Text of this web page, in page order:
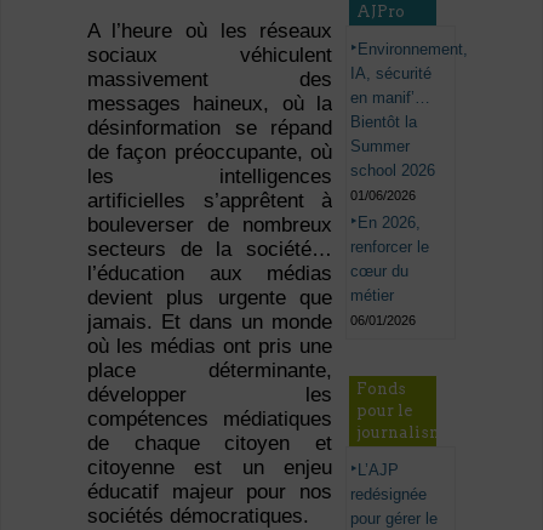
A l’heure où les réseaux
sociaux véhiculent
massivement des
messages haineux, où la
désinformation se répand
de façon préoccupante, où
les intelligences
artificielles s’apprêtent à
bouleverser de nombreux
secteurs de la société…
l’éducation aux médias
devient plus urgente que
jamais. Et dans un monde
où les médias ont pris une
place déterminante,
développer les
compétences médiatiques
de chaque citoyen et
citoyenne est un enjeu
éducatif majeur pour nos
sociétés démocratiques.
AJPro
Environnement,
IA, sécurité
en manif’…
Bientôt la
Summer
school 2026
01/06/2026
En 2026,
renforcer le
cœur du
métier
06/01/2026
Fonds
pour le
journalisme
L’AJP
redésignée
pour gérer le